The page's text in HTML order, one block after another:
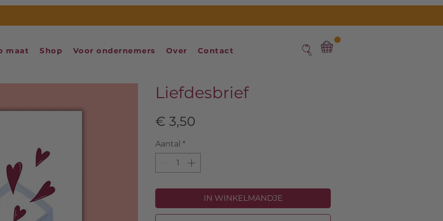
maat Shop Voor ondernemers Over Contact
Liefdesbrief
€ 3,50
Aantal *
IN WINKELMANDJE